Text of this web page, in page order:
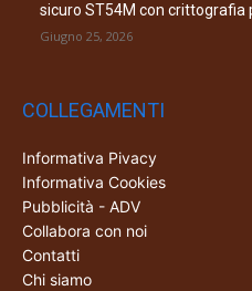
sicuro ST54M con crittografia
Giugno 25, 2026
COLLEGAMENTI
Informativa Pivacy
Informativa Cookies
Pubblicità - ADV
Collabora con noi
Contatti
Chi siamo